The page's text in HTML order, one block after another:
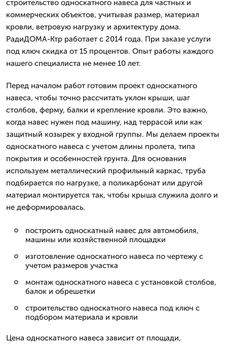
строительство односкатного навеса для частных и
коммерческих объектов, учитывая размер, материал
кровли, ветровую нагрузку и архитектуру дома.
РадиДОМА-Ктр работает с 2014 года. При заказе услуги
под ключ скидка от 15 процентов. Опыт работы каждого
нашего специалиста не менее 10 лет.
Перед началом работ готовим проект односкатного
навеса, чтобы точно рассчитать уклон крыши, шаг
столбов, ферму, балки и крепление кровли. Это важно,
когда навес нужен под машину, над террасой или как
защитный козырек у входной группы. Мы делаем проекты
односкатного навеса с учетом длины пролета, типа
покрытия и особенностей грунта. Для основания
используем металлический профильный каркас, труба
подбирается по нагрузке, а поликарбонат или другой
материал монтируется так, чтобы крыша служила долго и
не деформировалась.
построить односкатный навес для автомобиля,
машины или хозяйственной площадки
изготовление односкатного навеса по чертежу с
учетом размеров участка
монтаж односкатного навеса с установкой столбов,
балок и обрешетки
строительство односкатного навеса под ключ с
подбором материала и кровли
Цена односкатного навеса зависит от площади,